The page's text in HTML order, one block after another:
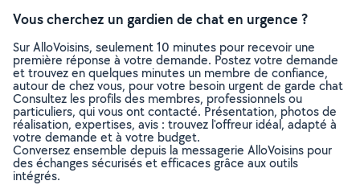
Vous cherchez un gardien de chat en urgence ?
Sur AlloVoisins, seulement 10 minutes pour recevoir une
première réponse à votre demande. Postez votre demande
et trouvez en quelques minutes un membre de confiance,
autour de chez vous, pour votre besoin urgent de garde chat
Consultez les profils des membres, professionnels ou
particuliers, qui vous ont contacté. Présentation, photos de
réalisation, expertises, avis : trouvez l'offreur idéal, adapté à
votre demande et à votre budget.
Conversez ensemble depuis la messagerie AlloVoisins pour
des échanges sécurisés et efficaces grâce aux outils
intégrés.